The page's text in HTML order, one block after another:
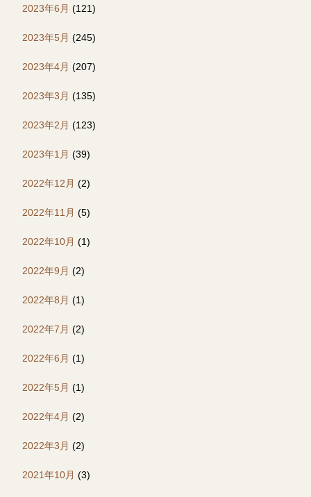
2023年6月 (121)
2023年5月 (245)
2023年4月 (207)
2023年3月 (135)
2023年2月 (123)
2023年1月 (39)
2022年12月 (2)
2022年11月 (5)
2022年10月 (1)
2022年9月 (2)
2022年8月 (1)
2022年7月 (2)
2022年6月 (1)
2022年5月 (1)
2022年4月 (2)
2022年3月 (2)
2021年10月 (3)